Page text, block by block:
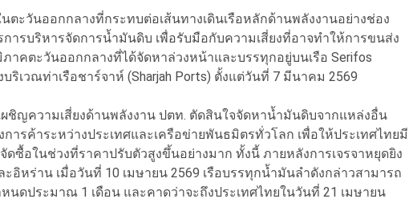
ตะวันออกกลางที่กระทบต่อเส้นทางเดินเรือหลักด้านพลังงานอย่างช่อง
ารบริหารจัดการน้ำมันดิบ เพื่อรับมือกับความเสี่ยงที่อาจทำให้การขนส่ง
คตะวันออกกลางที่ได้จัดหาล่วงหน้าและบรรทุกอยู่บนเรือ Serifos
ริเวณท่าเรือชาร์จาห์ (Sharjah Ports) ตั้งแต่วันที่ 7 มีนาคม 2569
ผชิญความเสี่ยงด้านพลังงาน ปตท. ตัดสินใจจัดหาน้ำมันดิบจากแหล่งอื่น
รค้าระหว่างประเทศและเครือข่ายพันธมิตรทั่วโลก เพื่อให้ประเทศไทยมี
ดซื้อในช่วงที่ราคาปรับตัวสูงขึ้นอย่างมาก ทั้งนี้ ภายหลังการเจรจาหยุดยิง
อิหร่าน เมื่อวันที่ 10 เมษายน 2569 เรือบรรทุกน้ำมันลำดังกล่าวสามารถ
นดประมาณ 1 เดือน และคาดว่าจะถึงประเทศไทยในวันที่ 21 เมษายน